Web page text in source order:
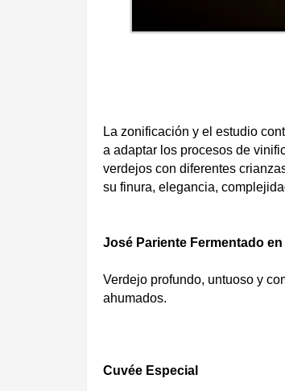
La zonificación y el estudio
a adaptar los procesos de
verdejos con diferentes
su finura, elegancia,
José Pariente Fermentado
Verdejo profundo, untuoso y
ahumados.
Cuvée Especial